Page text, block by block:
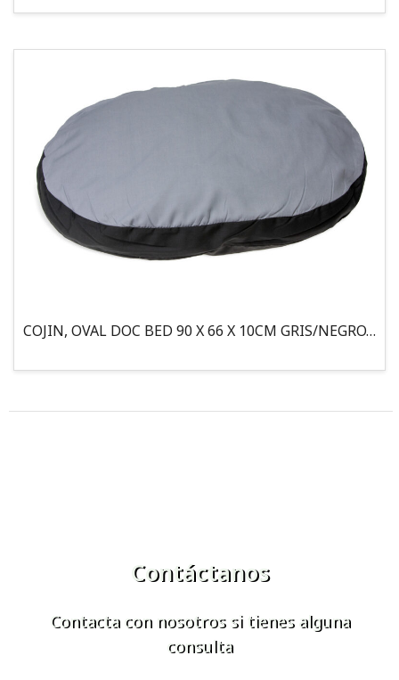
COJIN, OVAL DOC BED 90 X 66 X 10CM GRIS/NEGRO, 95°
Contáctanos
Contacta con nosotros si tienes alguna
consulta